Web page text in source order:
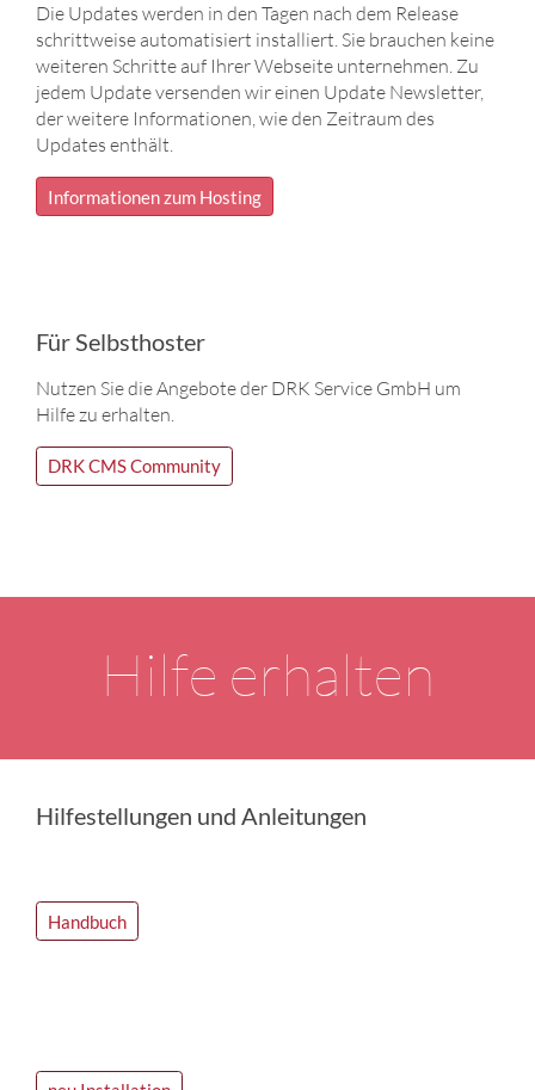
Die Updates werden in den Tagen nach dem Release
schrittweise automatisiert installiert. Sie brauchen keine
weiteren Schritte auf Ihrer Webseite unternehmen. Zu
jedem Update versenden wir einen Update Newsletter,
der weitere Informationen, wie den Zeitraum des
Updates enthält.
Informationen zum Hosting
Für Selbsthoster
Nutzen Sie die Angebote der DRK Service GmbH um
Hilfe zu erhalten.
DRK CMS Community
Hilfe erhalten
Hilfestellungen und Anleitungen
Handbuch